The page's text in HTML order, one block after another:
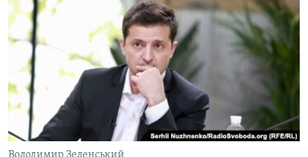
ВСЕ ЗА ДЕНЬ
СПЕЦПРОЕКТИ
ДЕПОРТАЦІЯ
ВІДЕОУРОКИ «ELIFBE»
СВІДЧЕННЯ ОКУПАЦІЇ
УКРАЇНСЬКА ПРОБЛЕМА КРИМУ
ЯК ОБІЙТИ БЛОКУВАННЯ
Русский
Qırımtatar